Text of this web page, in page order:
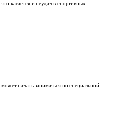
касается и неудач в спортивных
начать заниматься по специальной